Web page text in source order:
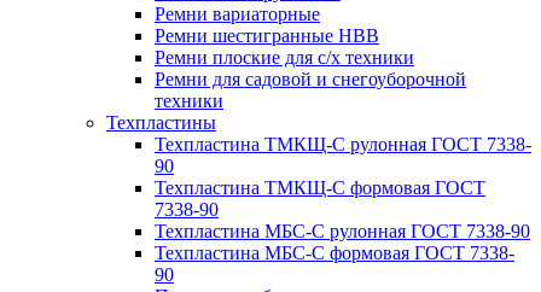
Ремни вариаторные
Ремни шестигранные HBB
Ремни плоские для с/х техники
Ремни для садовой и снегоуборочной
техники
Техпластины
Техпластина ТМКЩ-С рулонная ГОСТ 7338-
90
Техпластина ТМКЩ-С формовая ГОСТ
7338-90
Техпластина МБС-С рулонная ГОСТ 7338-90
Техпластина МБС-С формовая ГОСТ 7338-
90